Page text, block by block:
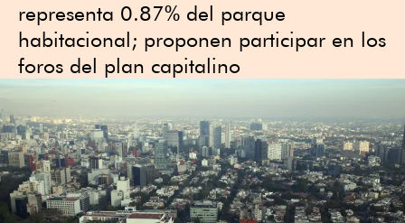
representa 0.87% del parque
habitacional; proponen participar en los
foros del plan capitalino